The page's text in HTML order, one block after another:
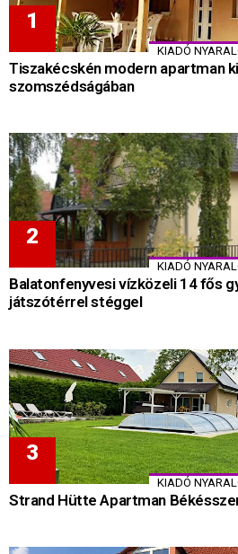
KIADÓ
Tiszakécskén modern apartman
szomszédságában
KIADÓ
Balatonfenyvesi vízközeli 14 fős
játszótérrel stéggel
KIADÓ
Strand Hütte Apartman